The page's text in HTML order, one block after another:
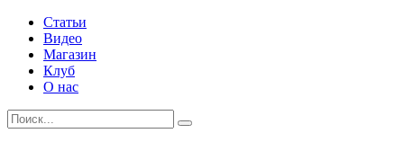
Статьи
Видео
Магазин
Клуб
О нас